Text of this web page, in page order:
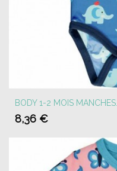
BODY 1-2 MOIS MANCHES...
8,36 €